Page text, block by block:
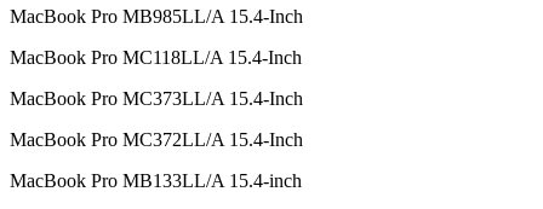
MacBook Pro MB985LL/A 15.4-Inch
MacBook Pro MC118LL/A 15.4-Inch
MacBook Pro MC373LL/A 15.4-Inch
MacBook Pro MC372LL/A 15.4-Inch
MacBook Pro MB133LL/A 15.4-inch